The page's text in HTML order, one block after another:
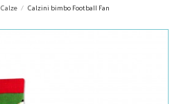
Calze Calzini bimbo Football Fan